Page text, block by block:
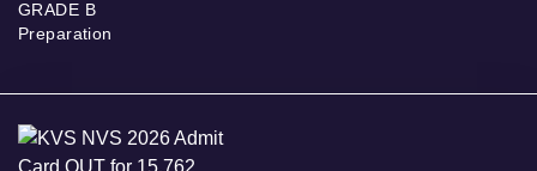
GRADE B
Preparation